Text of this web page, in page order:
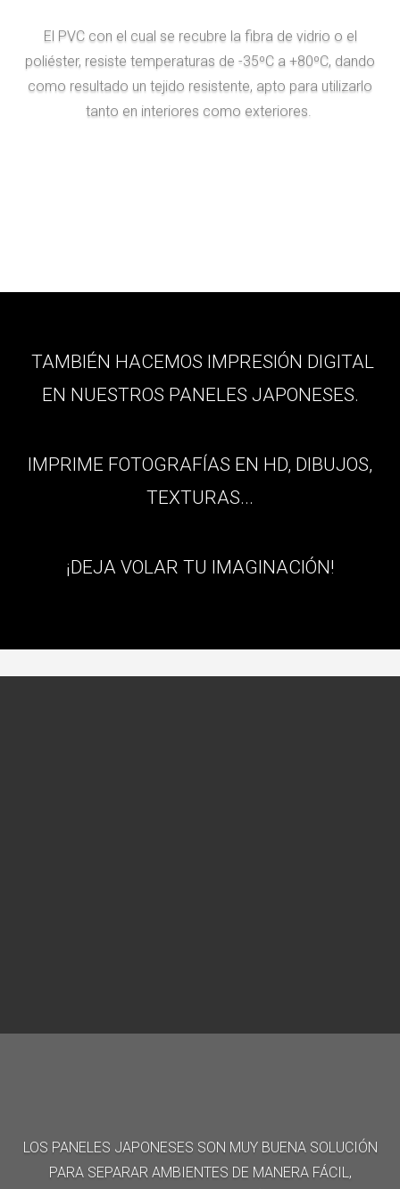
El PVC con el cual se recubre la fibra de vidrio o el
poliéster, resiste temperaturas de -35ºC a +80ºC, dando
como resultado un tejido resistente, apto para utilizarlo
tanto en interiores como exteriores.
TAMBIÉN HACEMOS IMPRESIÓN DIGITAL
EN NUESTROS PANELES JAPONESES.
IMPRIME FOTOGRAFÍAS EN HD, DIBUJOS,
TEXTURAS...
¡DEJA VOLAR TU IMAGINACIÓN!
LOS PANELES JAPONESES SON MUY BUENA SOLUCIÓN
PARA SEPARAR AMBIENTES DE MANERA FÁCIL,